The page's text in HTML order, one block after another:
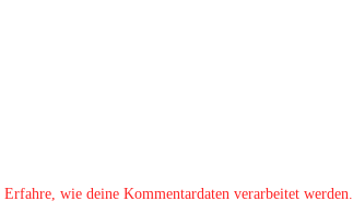
Erfahre, wie deine Kommentardaten verarbeitet werden.